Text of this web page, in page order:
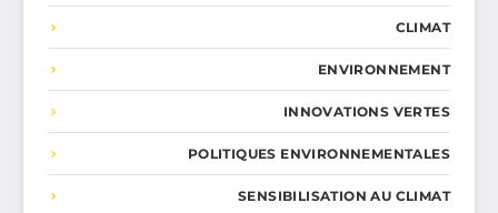
CLIMAT
ENVIRONNEMENT
INNOVATIONS VERTES
POLITIQUES ENVIRONNEMENTALES
SENSIBILISATION AU CLIMAT